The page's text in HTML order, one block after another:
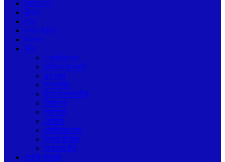
আমার দেশ
বিদেশ
খেলা
লাইফ স্টাইল
বিনোদন
বিবিধ
প্রেসক্রিপশন
সাহিত্য-সংস্কৃতি
গল্প স্বল্প
সম্পাদকীয়
উত্তর সম্পাদকীয়
নিকট-দূর
ক্যাম্পাস
কেরিয়ার
ছোটোদের পাতা
ব্যবসা-বাণিজ্য
আজকের দিন
ফোটো গ্যালারি